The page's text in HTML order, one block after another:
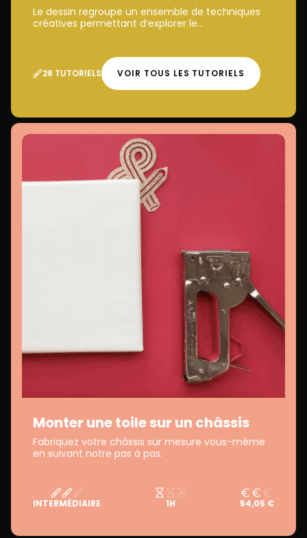
Le dessin regroupe un ensemble de techniques
créatives permettant d’explorer le...
28 TUTORIELS VOIR TOUS LES TUTORIELS
Monter une toile sur un châssis
Fabriquez votre châssis sur mesure vous-même
en suivant notre pas à pas.
INTERMÉDIAIRE 1H 54,05 €